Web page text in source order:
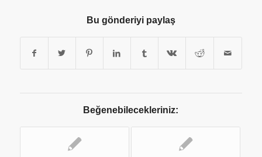
Bu gönderiyi paylaş
Beğenebilecekleriniz: